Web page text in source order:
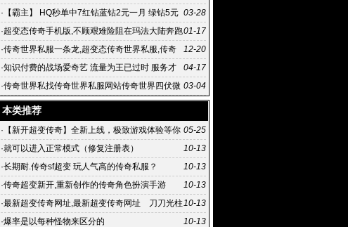
03-28
· 【霸主】 HQ秒单中7红钻蓝钻2元一月 绿钻5元
一月好
01-17
·超变态传奇手机版,不顾艰难险阻在玛法大陆奔跑
的回忆却弥百度快照时?
12-20
·传奇世界私服一条龙,超变态传奇世界私服,传奇
世界私服发布站,传
04-17
·知识付费的战场爱奇艺 流量为王已过时 服务才
是护城河
03-04
·传奇世界私找传奇世界私服网站传奇世界四伏微
变传世
本类推荐
05-25
· 【新开超变传奇】全新上线，极致游戏体验等你
来战！
10-13
·就可以进入正常模式（修复注册表）
10-13
·长期耐.传奇sf超变 玩人气高的传奇私服？
10-13
·传奇超变新开,重新创作的传奇角色扮演手游
10-13
·最新超变传奇网址,最新超变传奇网址 刀刀光柱
超级变态传奇手游
10-13
·爆率是以每种怪物来区分的